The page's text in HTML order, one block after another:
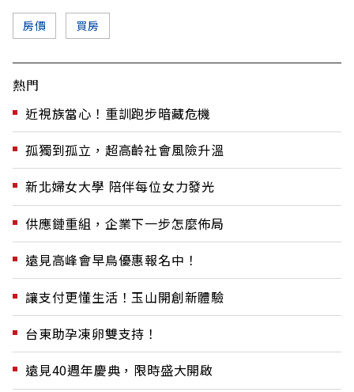
房價 買房
熱門
近視族當心！重訓跑步暗藏危機
孤獨到孤立，超高齡社會風險升溫
新北婦女大學 陪伴每位女力發光
供應鏈重組，企業下一步怎麼佈局
遠見高峰會早鳥優惠報名中！
讓支付更懂生活！玉山開創新體驗
台東助孕凍卵雙支持！
遠見40週年慶典，限時盛大開啟